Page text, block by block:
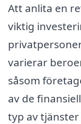
Att anlita en
viktig
varierar
såsom
av de
typ av